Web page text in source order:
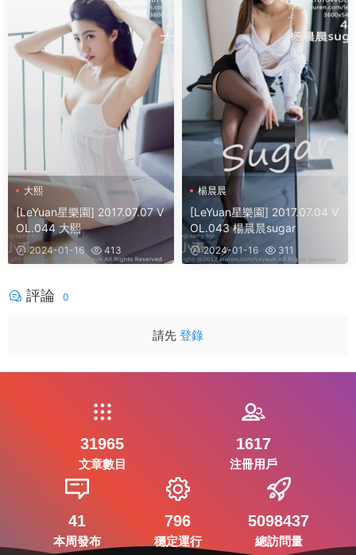
大熙
[LeYuan星樂園] 2017.07.07 V
OL.044 大熙
2024-01-16 413
楊晨晨
[LeYuan星樂園] 2017.07.04 V
OL.043 楊晨晨sugar
2024-01-16 311
評論 0
請先 登錄
31965
文章數目
1617
注冊用戶
41
本周發布
796
穩定運行
5098437
總訪問量